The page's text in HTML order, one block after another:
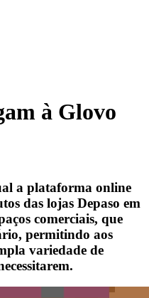
à Glovo
a plataforma online
das lojas Depaso em
comerciais, que
permitindo aos
variedade de